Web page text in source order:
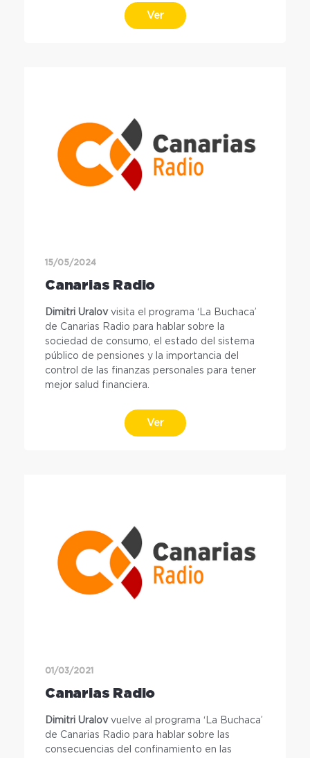
Ver
15/05/2024
Canarias Radio
Dimitri Uralovvisita el programa ‘La Buchaca’
de Canarias Radio para hablar sobre la
sociedad de consumo, el estado del sistema
público de pensiones y la importancia del
control de las finanzas personales para tener
mejor salud financiera.
Ver
01/03/2021
Canarias Radio
Dimitri Uralovvuelve al programa ‘La Buchaca’
de Canarias Radio para hablar sobre las
consecuencias del confinamiento en las